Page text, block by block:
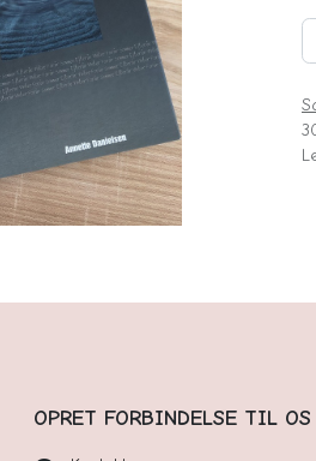
OPRET FORBINDELSE TIL OS